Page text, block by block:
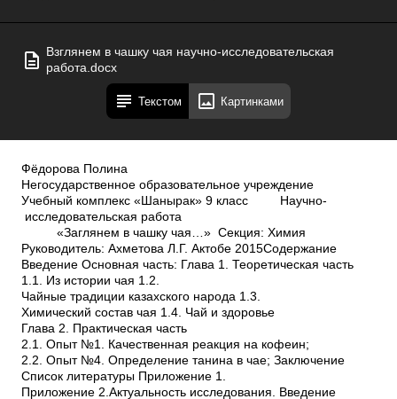
Взглянем в чашку чая научно-исследовательская
работа.docx
Текстом Картинками
Фёдорова Полина Негосударственное образовательное учреждение Учебный комплекс «Шанырак» 9 класс Научно­ исследовательская работа «Заглянем в чашку чая…» Секция: Химия Руководитель: Ахметова Л.Г. Актобе­ 2015Содержание Введение Основная часть: Глава 1. Теоретическая часть 1.1. Из истории чая 1.2. Чайные традиции казахского народа 1.3. Химический состав чая 1.4. Чай и здоровье Глава 2. Практическая часть 2.1. Опыт №1. Качественная реакция на кофеин; 2.2. Опыт №4. Определение танина в чае; Заключение Список литературы Приложение 1. Приложение 2.Актуальность исследования. Введение Чай – пока самый распространённый напиток на земном шаре. По общим подсчетам он является основным для двух миллиардов человек на земле. Чай – один из самых древнейших напитков, употребление которого неразрывно связано с национальной культурой, хозяйством и историческими традициями многих народов. Каждое утро для миллионов семей в мире начинается примерно одинаково – с чашки бодрящего чая: черного, зеленого, каркадэ, травяного. Причем вкушаем мы любимый напиток, скорее, по привычке, нежели осознанно. Но чай – не просто напиток в ряду других напитков. Для некоторых народов и народностей, в том числе и в нашей стране, он является продуктом первой необходимости. Есть народы, которые буквально живут чаем, ценят его наравне с хлебом как жизненно важный, ничем не заменимый продукт. В наши дни чай является неотъемлемой частью жизни, заваривание чая, неторопливое чаепитие носят подчас ритуальный характер. Нескучные дружеские беседы за чашкой чая способствуют духовному просветлению, рождают умные, позитивные мысли. Вот почему надо заботиться о том, чтобы потребление чая приносило максимум пользы, было основано не только на привычках и традициях, но прежде, всего на знаниях, на современных научных представлениях о продукте. Цель работы: Доказать экспериментальным путем содержание кофеина и танина в чае разных марок; выбрать исходя из полученных экспериментальным путем результатов чай особенно полезный для здоровья; составить рекомендации к употреблению данного напитка. Задачи: ­ Изучить сведения по теме, используя научно­популярную литературу, ресурсы Интернет; ­ Изучить состав и свойства чая; ­ Выделить положения благотворного воздействия чая; ­ Доказать экспериментальным путём, какой чай лучше; ­ Разработать рекомендации по употреблению этого напитка. 1Объект исследования: чаи разных марок: цейлонский чай марки «TUDOR»; чай Earl Grey «Newby»; крупнолистовой зелёный чай «Bayce»; белый чай «Curtis»; чайный напиток «TESS» с шиповником, гибискусом и яблоком, пакетированы кенийский чай «Жамбо». Предмет исследования: химический состав чая. Гипотеза: Так как чай получают из чайных листьев, которые имеют растительное происхождение, то велика вероятность, что в чае есть витамины, и этот напиток полезен для здоровья. Методы исследования: теоретические (анализ и синтез); эмпирические (наблюдение, сравнение, эксперимент); математические (статистические, таблицы) Практическая значимость исследования: раскрывает связь химии с жизнью, ориентирует на здоровьесберегающее поведение. Простота проведения эксперимента и доступность реактивов, выбранных для исследования, позволяют проводить данные опыты и в домашних условиях. Научная новизна проекта: в данной работе раскрывается настоящий состав чая, а так же определяется наиболее полезный его вид. 2Основная часть Глава 1. Теоретическая часть. Широкое распространение среди народов всех континентов получил замечательный напиток, чай, и сегодня его смело назвать напитком №1. По примерным подсчетам он является основным напитком для 2,5 млрд. людей на земле. 37 стран мира имеют свои чайные плантации, а производство сухого чая в мире приближается к 3 млн. тонн. 1.1. Из истории чая «Чай.… Это короткое созвучье впитало в себя смысл легенд и научных трудов, народной молвы и государственных документов. Историческую жизнь чая регламентировали императоры и богословы, врачи и гурманы, поэты и купцы, философы и художники, ученые и политики, правительство и контрабандисты. Разные виды чая могут быть совершенно непохожи один на другой и даже прекраснейший чай можно по разному готовить и по разному воспринимать– и как вожделенный нектар, и как подкрашенный напиток…»Так начинает свою книгу «Наш друг чай» талантливый грузинский публицист и большой энтузиаст чая М.Д.Давитошвили. [7] Появление чая окутано множеством легенд. По одной из них, открытие этого напитка принадлежит прославленному императору Шэнь Нуну — Божественному Земледельцу (ок. 2737­2697 гг. до н. э.), который в китайской традиции также является богом — покровителем медицины. Однажды, прогуливаясь по своим бескрайним владениям, Шэнь Нун долго плутал среди неприступных горных вершин. Истомившись от жажды, он присел отдохнуть возле небольшого деревца, листья которого источали чудесный аромат. Внезапно подул сильный ветер, и с ветви деревца сорвался молодой листочек, который плавно опустился прямо в чашу с чистой родниковой водой. Попробовав получившийся настой, император, был восхищён его нежно­ зелёным цветом, удивительным вкусом и необычайно приятным ароматом. Сделав несколько глотков, он сразу ощутил прилив сил. [9] Другая легенда гласит, что знаменитый буддийский монах Бодхитхарма как­то уснул нечаянно во время молитвы. Проснувшись, он в гневе отрезал себе веки, чтобы глаза никогда больше не закрывались. Но из выброшенных ресниц выросли чайные деревья. И с тех пор не требуются такие суровые 3меры ­ достаточно попить чаю, чтобы не уснуть (кстати, во время молитвы чаша с чаем шла по кругу ­ так начиналась чайная церемония).[2] Откуда же взялось слово чай? В древних китайских сочинениях чай именовали «тоу», «тсе», «чунь», «минг». Самый благоухающий напиток получается из самых молодых листьев, и к названиям чая прибавили слово «ча», что значит «молодой листок». Известное всем русское слово «чай» произошло от монгольского «цай». Японцы называют чай «тья» или «тя» отсюда английское название «tea».[2] Вопрос о родине чая до нашего времени оставался спорным. Чайное растение произрастает в Китае и в Индии, в провинции Ассам. Однако если китайский чай представляет собой вечнозеленый куст с мелкими глянцевидными, упругими, зубчатыми листочками, достигающий в зрелом возрасте 2­3 метров в высоту, то ассамский чай – это мощное дерево, порой высотой 15 метров, с крупными, в несколько раз большими листьями, и к тому же не таким плотным как у китайского чая. Учитывая эти различия, стали различать 2 вида чая – китайский и ассамский.[1] В настоящее время, по единодушному мнению ученых, родиной чайного растения следует считать Юго­ западный Китай. Именно здесь обнаружена древняя первичная форма чая. Чай – растение долговечное, живет и плодоносит 100 и более лет. [1] Приблизительно в V­VI веке китайцы начинают торговать чаем с тюркскими племенами, для чайной торговли наступает «золотой век» — чай узнают кочевые народы Великой степи. Кочевники обнаружили, что употребление этого напитка помогает избежать типичных болезней, связанных с недостатком растительных продуктов питания. А в Казахстане чай появился во время сакской царицы Томирис. С тех пор у нас, в Казахстане пьют чай. Без чая не проходит и дня. [3] В Европы чай завезли в 1517 г. португальские моряки, но как напиток он получил распространение только в XVIII в. В Россию чай попал из Азии совершенно самостоятельно, независимо от Западной Европы, через Сибирь. За чашкой чая решались важные семейные дела, происходили знакомства, заключались торговые сделки, обсуждались политические дела.[1] 42.2. Чайные традиции в казахского народа История чая в Казахстане складывалась на протяжении нескольких веков. Чай быстро распространялся по всей территории страны и завоевывал любовь самых разных слоев населения. Употребление чая прочно вошло в повседневную жизнь людей и стало неотъемлемой ее частью. Так постепенно сформировались национальные традиции, связанные с этим напитком. Что же такое казахское чаепитие? Казахи пьют чай «не разбирая времени и места, перед всем и после всего», — писал М.Я. Киттары еще в середине ХIХ века. И действительно, чай пьют и до и после основной трапезы, сам по себе, по разным поводам. Пожалуй, правило одно – ни одно угощение не обходится без чая. Чаепитие как составная часть трапезы обязательно включено в традиционные угощения, сопровождающие многочисленные обряды казахов. Оно непременно открывает любое традиционное застолье. За чаепитием, после омовения рук, следует подача мяса. В конце трапезы раньше подавали кумыс, а сегодня вместо кумыса опять устраивают чаепитие. Казахи традиционно предпочитают пить черный чай. В наши дни казахи называют черный чай «красненьким» (кызыл шай). Слово «красный» указывает тут не на цвет чайных листьев, а на цвет заварки и на цвет чая после добавления его в сливки: он должен быть не белесым, а красным, т.е. заварка должна крепкой. Для хранения чая у казахов существовали маленькие сундуки – шай сандык – деревянные, часто на ножках с петлей и замочком. Там хранилось все, что нужно для чаепития: помимо самого чая, сладости, сахар, печенье, конфеты. Сегодня казахи пьют черный чай с молоком, но так было не всегда. Молоко, используемое сегодня казахами, как правило, коровье и, как